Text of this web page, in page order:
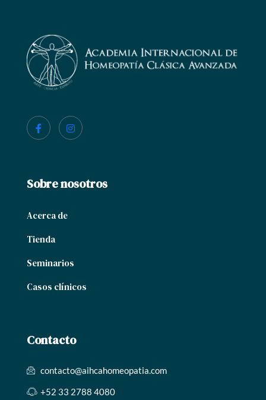
Sobre nosotros
Acerca de
Tienda
Seminarios
Casos clínicos
Contacto
contacto@aihcahomeopatia.com
+52 33 2788 4080